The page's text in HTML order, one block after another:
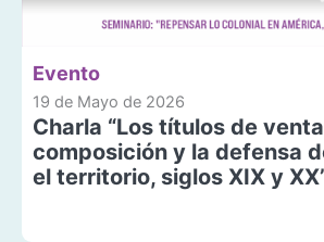
Evento
19 de Mayo de 2026
Charla “Los títulos de
composición y la defensa
el territorio, siglos XIX y